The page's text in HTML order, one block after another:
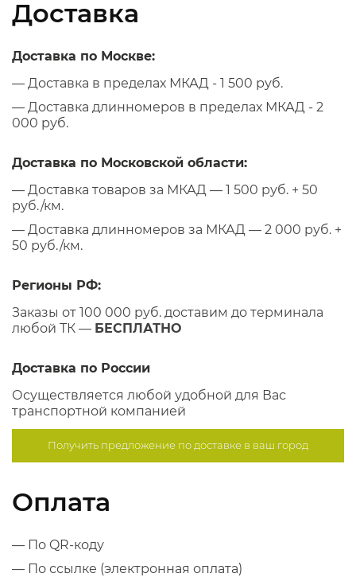
Доставка
Доставка по Москве:
— Доставка в пределах МКАД - 1 500 руб.
— Доставка длинномеров в пределах МКАД - 2
000 руб.
Доставка по Московской области:
— Доставка товаров за МКАД — 1 500 руб. + 50
руб./км.
— Доставка длинномеров за МКАД — 2 000 руб. +
50 руб./км.
Регионы РФ:
Заказы от 100 000 руб. доставим до терминала
любой ТК — БЕСПЛАТНО
Доставка по России
Осуществляется любой удобной для Вас
транспортной компанией
Получить предложение подоставке в ваш город
Оплата
— По QR-коду
— По ссылке (электронная оплата)